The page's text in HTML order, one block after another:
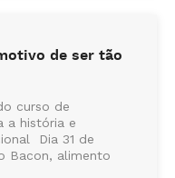
de ser tão
curso de
a história e
Dia 31 de
Bacon, alimento